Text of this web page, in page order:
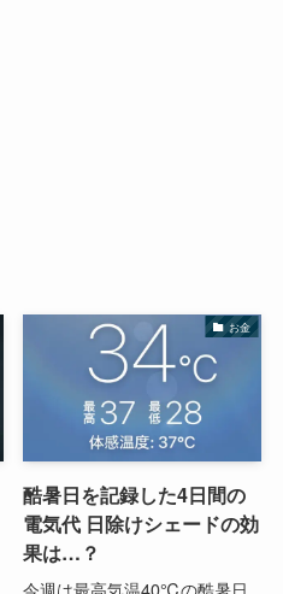
お金
酷暑日を記録した4日間の
電気代 日除けシェードの効
果は…？
今週は最高気温40℃の酷暑日